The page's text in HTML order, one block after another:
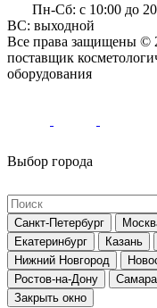
Пн-Сб: с 10:00 до
ВС: выходной
Все права защищены ©
поставщик
оборудования
Выбор города
Санкт-Петербург
Екатеринбург
Казань
Нижний Новгород
Ростов-на-Дону
Самара
Закрыть окно